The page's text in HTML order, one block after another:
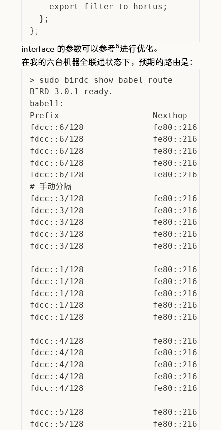
    export filter to_hortus;
  };
};
interface 的参数可以参考6进行优化。
在我的六台机器全联通状态下，预期的路由是：
> sudo birdc show babel route
BIRD 3.0.1 ready.
babel1:
Prefix                   Nexthop
fdcc::6/128
fdcc::6/128
fdcc::6/128
fdcc::6/128
fdcc::6/128
# 手动分隔
fdcc::3/128
fdcc::3/128
fdcc::3/128
fdcc::3/128
fdcc::3/128
fdcc::1/128
fdcc::1/128
fdcc::1/128
fdcc::1/128
fdcc::1/128
fdcc::4/128
fdcc::4/128
fdcc::4/128
fdcc::4/128
fdcc::4/128
fdcc::5/128
fdcc::5/128